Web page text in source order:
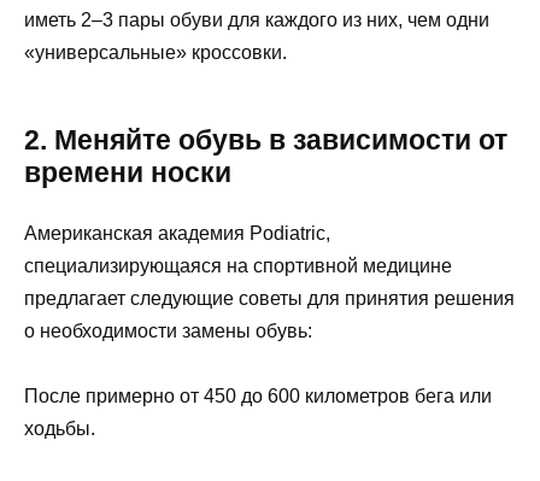
иметь 2–3 пары обуви для каждого из них, чем одни
«универсальные» кроссовки.
2. Меняйте обувь в зависимости от
времени носки
Американская академия Podiatric,
специализирующаяся на спортивной медицине
предлагает следующие советы для принятия решения
о необходимости замены обувь:
После примерно от 450 до 600 километров бега или
ходьбы.